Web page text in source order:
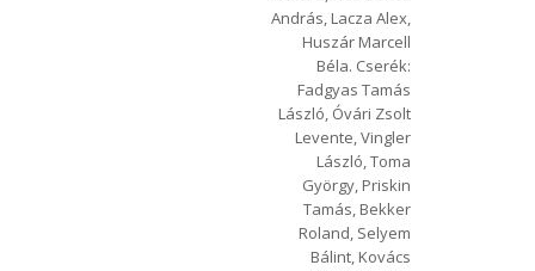
András, Lacza Alex,
Huszár Marcell
Béla. Cserék:
Fadgyas Tamás
László, Óvári Zsolt
Levente, Vingler
László, Toma
György, Priskin
Tamás, Bekker
Roland, Selyem
Bálint, Kovács